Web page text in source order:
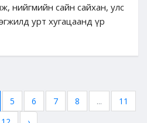
нийгмийн сайн сайхан, улс
урт хугацаанд үр
5 6 7 8 ...
11